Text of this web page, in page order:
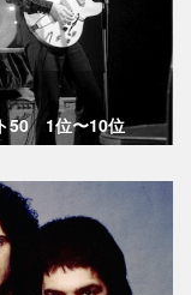
50 1位〜10位